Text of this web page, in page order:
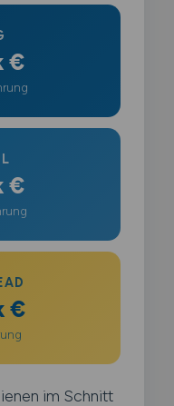
€
€
€
im Schnitt